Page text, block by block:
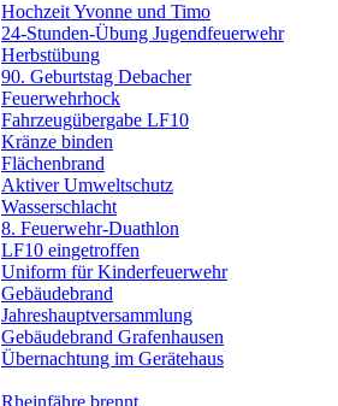
Hochzeit Yvonne und Timo
24-Stunden-Übung Jugendfeuerwehr
Herbstübung
90. Geburtstag Debacher
Feuerwehrhock
Fahrzeugübergabe LF10
Kränze binden
Flächenbrand
Aktiver Umweltschutz
Wasserschlacht
8. Feuerwehr-Duathlon
LF10 eingetroffen
Uniform für Kinderfeuerwehr
Gebäudebrand
Jahreshauptversammlung
Gebäudebrand Grafenhausen
Übernachtung im Gerätehaus
Rheinfähre brennt